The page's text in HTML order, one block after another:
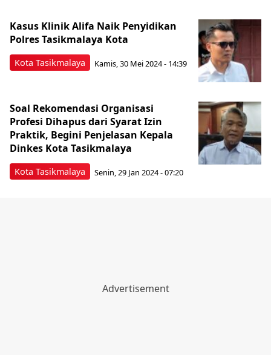
Kota Tasikmalaya
Kasus Klinik Alifa Naik Penyidikan
Polres Tasikmalaya Kota
Kamis, 30 Mei 2024 - 14:39
Kota Tasikmalaya
Soal Rekomendasi Organisasi
Profesi Dihapus dari Syarat Izin
Praktik, Begini Penjelasan Kepala
Dinkes Kota Tasikmalaya
Senin, 29 Jan 2024 - 07:20